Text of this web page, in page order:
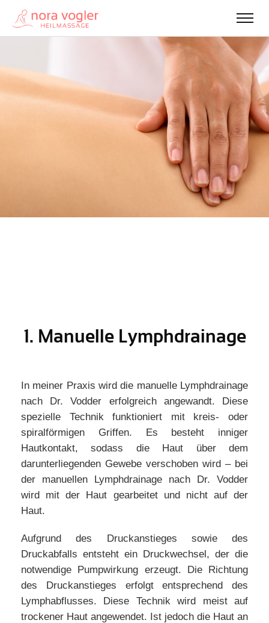
1. Manuelle Lymphdrainage
In meiner Praxis wird die manuelle Lymphdrainage
nach Dr. Vodder erfolgreich angewandt. Diese
spezielle Technik funktioniert mit kreis- oder
spiralförmigen Griffen. Es besteht inniger
Hautkontakt, sodass die Haut über dem
darunterliegenden Gewebe verschoben wird – bei
der manuellen Lymphdrainage nach Dr. Vodder
wird mit der Haut gearbeitet und nicht auf der
Haut.
Aufgrund des Druckanstieges sowie des
Druckabfalls entsteht ein Druckwechsel, der die
notwendige Pumpwirkung erzeugt. Die Richtung
des Druckanstieges erfolgt entsprechend des
Lymphabflusses. Diese Technik wird meist auf
trockener Haut angewendet. Ist jedoch die Haut an